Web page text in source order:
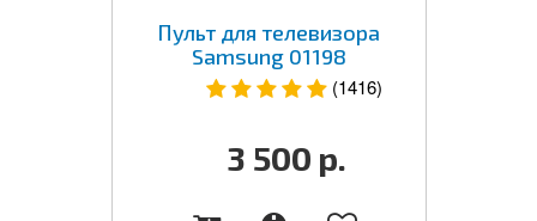
Пульт для телевизора
Samsung 01198
(1416)
3 500 р.